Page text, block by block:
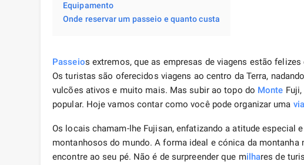
Equipamento
Onde reservar um passeio e quanto custa
Passeios extremos, que as empresas de viagens estão
Os turistas são oferecidos viagens ao centro da Terra,
vulcões ativos e muito mais. Mas subir ao topo do Monte
popular. Hoje vamos contar como você pode organizar uma
Os locais chamam-lhe Fujisan, enfatizando a atitude
montanhosos do mundo. A forma ideal e cónica da
encontre ao seu pé. Não é de surpreender que milhares de